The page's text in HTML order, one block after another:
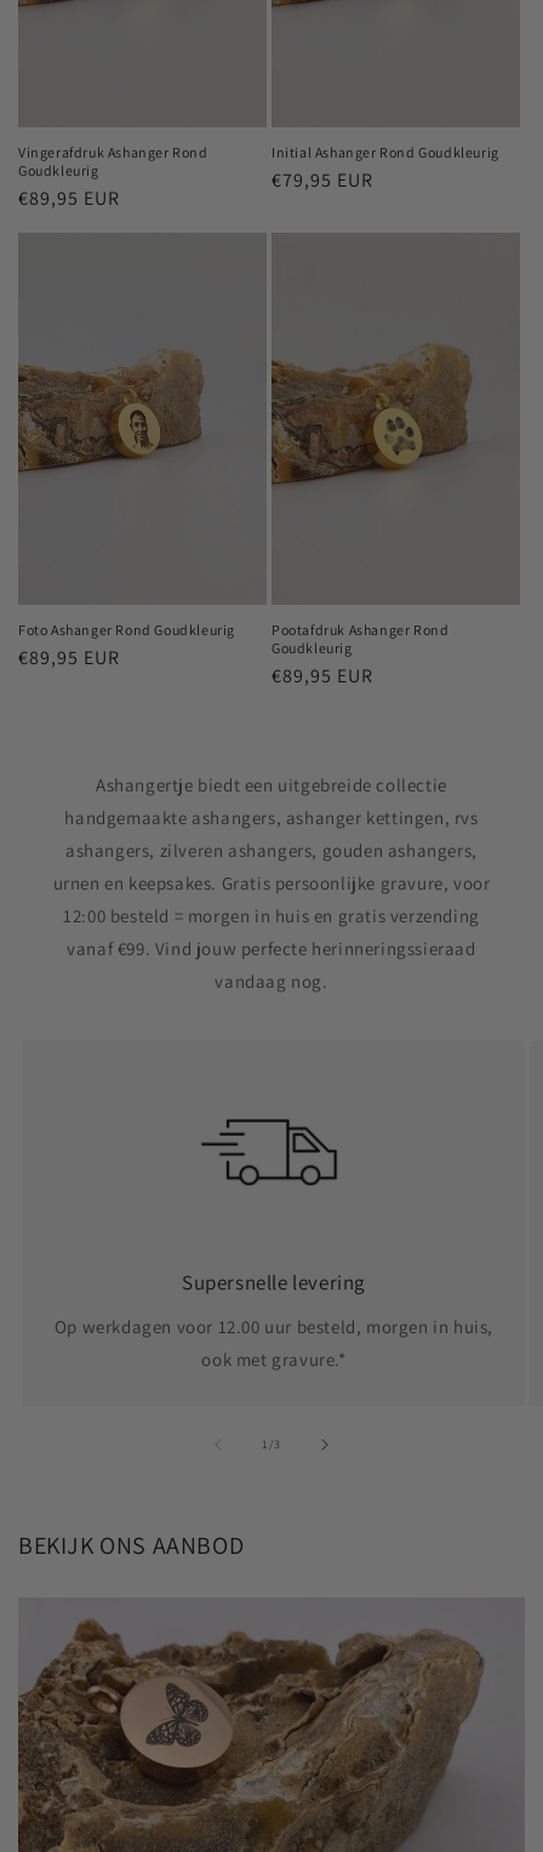
Vingerafdruk Ashanger Rond
Goudkleurig
Normale
€89,95 EUR
Initial Ashanger Rond Goudkleurig
Normale
€79,95 EUR
Foto Ashanger Rond Goudkleurig
Normale
€89,95 EUR
Pootafdruk Ashanger Rond
Goudkleurig
Normale
€89,95 EUR
Ashangertje biedt een uitgebreide collectie
handgemaakte ashangers, ashanger kettingen, rvs
ashangers, zilveren ashangers, gouden ashangers,
urnen en keepsakes. Gratis persoonlijke gravure, voor
12:00 besteld = morgen in huis en gratis verzending
vanaf €99. Vind jouw perfecte herinneringssieraad
vandaag nog.
Supersnelle levering
Op werkdagen voor 12.00 uur besteld, morgen in huis,
ook met gravure.*
1 /van
3
BEKIJK ONS AANBOD